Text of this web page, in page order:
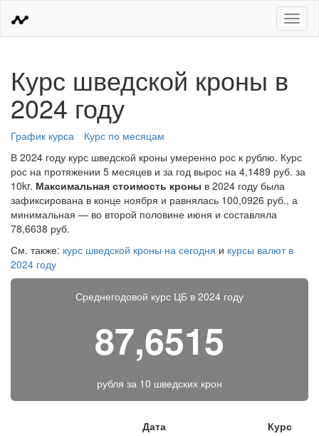
Меню
Курс шведской кроны в
2024 году
График курса
Курс по месяцам
В 2024 году курс шведской кроны умеренно рос к рублю. Курс
рос на протяжении 5 месяцев и за год вырос на 4,1489 руб. за
10kr. Максимальная стоимость кроны в 2024 году была
зафиксирована в конце ноября и равнялась 100,0926 руб., а
минимальная — во второй половине июня и составляла
78,6638 руб.
См. также: курс шведской кроны на сегодня и курсы валют в
2024 году
Среднегодовой курс ЦБ в 2024 году
87,6515
рубля за 10 шведских крон
Дата
Курс